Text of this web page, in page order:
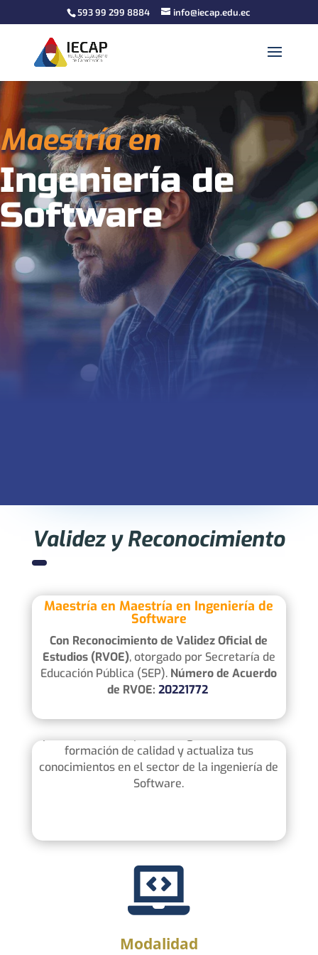
593 99 299 8884 info@iecap.edu.ec
Maestría en
Ingeniería de
Software
Validez y Reconocimiento
Maestría en Maestría en Ingeniería de
Software
Con Reconocimiento de Validez Oficial de
Estudios (RVOE), otorgado por Secretaría de
Educación Pública (SEP). Número de Acuerdo
de RVOE: 20221772
Maestría en Maestría en Ingeniería de
Software
Cumple con todos losrequisitosestablecidos
formación de calidad y actualiza tus
conocimientos en el sector de la ingeniería de
Software.

Modalidad